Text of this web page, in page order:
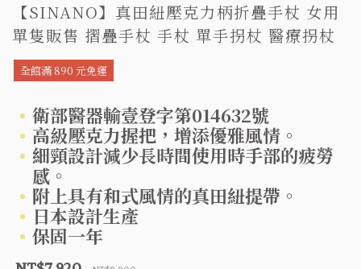
【SINANO】真田紐壓克力柄折疊手杖 女用
單隻販售 摺疊手杖 手杖 單手拐杖 醫療拐杖
全館滿 890 元免運
衛部醫器輸壹登字第014632號
高級壓克力握把，增添優雅風情。
細頸設計減少長時間使用時手部的疲勞
感。
附上具有和式風情的真田紐提帶。
日本設計生產
保固一年